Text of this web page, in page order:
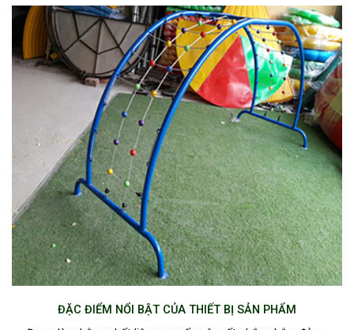
ĐẶC ĐIỂM NỔI BẬT CỦA THIẾT BỊ SẢN PHẨM